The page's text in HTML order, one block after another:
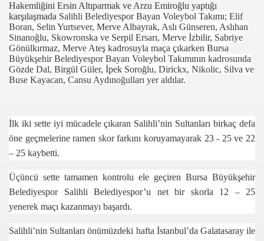
Hakemliğini Ersin Altıparmak ve Arzu Emiroğlu yaptığı
karşılaşmada Salihli Belediyespor Bayan Voleybol Takımı; Elif
Boran, Selin Yurtsever, Merve Albayrak, Aslı Günseren, Aslıhan
Sinanoğlu, Skowronska ve Serpil Ersarı, Merve İzbilir, Sabriye
Gönülkırmaz, Merve Ateş kadrosuyla maça çıkarken Bursa
Büyükşehir Belediyespor Bayan Voleybol Takımının kadrosunda
Gözde Dal, Birgül Güler, İpek Soroğlu, Dirickx, Nikolic, Silva ve
Buse Kayacan, Cansu Aydınoğulları yer aldılar.
İlk iki sette iyi mücadele çıkaran Salihli’nin Sultanları birkaç defa
öne geçmelerine ramen skor farkını koruyamayarak 23 - 25 ve 22
– 25 kaybetti.
Üçüncü sette tamamen kontrolu ele geçiren Bursa Büyükşehir
Belediyespor Salihli Belediyespor’u net bir skorla 12 – 25
yenerek maçı kazanmayı başardı.
Salihli’nin Sultanları önümüzdeki hafta İstanbul’da Galatasaray ile
... 2304-2494